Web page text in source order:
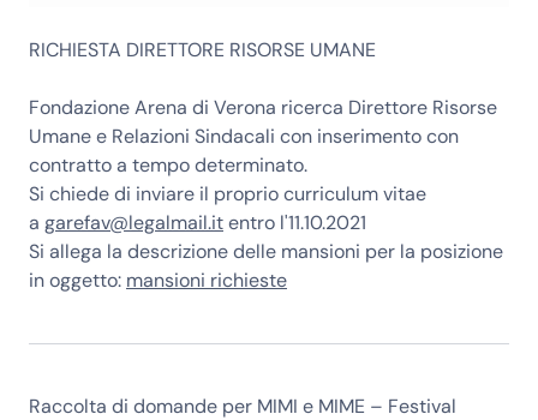
RICHIESTA DIRETTORE RISORSE UMANE
Fondazione Arena di Verona ricerca Direttore Risorse
Umane e Relazioni Sindacali con inserimento con
contratto a tempo determinato.
Si chiede di inviare il proprio curriculum vitae
a garefav@legalmail.itentro l'11.10.2021
Si allega la descrizione delle mansioni per la posizione
in oggetto: mansioni richieste
Raccolta di domande per MIMI e MIME – Festival